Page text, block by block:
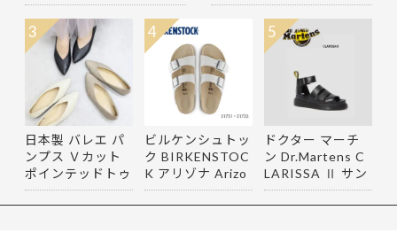
日本製 バレエ パ
ンプス Ｖカット
ポインテッドトゥ
ロー…
3
ビルケンシュトッ
ク BIRKENSTOC
K アリゾナ Arizo
na サン…
4
ドクター マーチ
ン Dr.Martens C
LARISSA Ⅱ サン
ダル
5